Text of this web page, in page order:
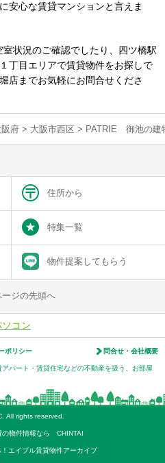
安心な賃貸マンションと言えま
状況のご確認でしたり、四ツ橋駅
丁目エリアで賃貸物件をお探しで
店までお気軽にお問合せくださ
阪府 > 大阪市西区 > PATRIE 御池の建
住所から
特集一覧
物件提案してもらう
ージの先頭へ
ソコン
ポリシー 問合せ・会社概要
パート・賃貸住宅などの不動産を扱う、お部屋
All rights reserved.
の物件情報なら CHINTAI
エイブル賃貸物件アーカイブ